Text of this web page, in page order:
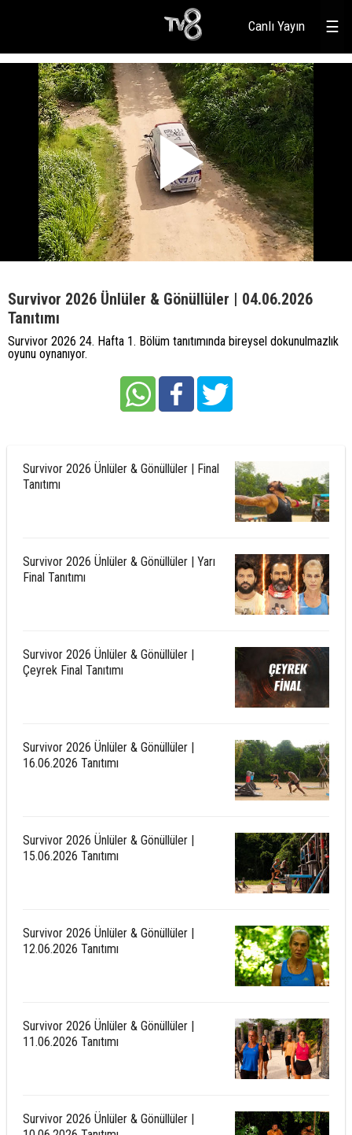
☰
Canlı Yayın
Survivor 2026 Ünlüler & Gönüllüler | 04.06.2026
Tanıtımı
Survivor 2026 24. Hafta 1. Bölüm tanıtımında bireysel dokunulmazlık
oyunu oynanıyor.
Survivor 2026 Ünlüler & Gönüllüler | Final
Tanıtımı
Survivor 2026 Ünlüler & Gönüllüler | Yarı
Final Tanıtımı
Survivor 2026 Ünlüler & Gönüllüler |
Çeyrek Final Tanıtımı
Survivor 2026 Ünlüler & Gönüllüler |
16.06.2026 Tanıtımı
Survivor 2026 Ünlüler & Gönüllüler |
15.06.2026 Tanıtımı
Survivor 2026 Ünlüler & Gönüllüler |
12.06.2026 Tanıtımı
Survivor 2026 Ünlüler & Gönüllüler |
11.06.2026 Tanıtımı
Survivor 2026 Ünlüler & Gönüllüler |